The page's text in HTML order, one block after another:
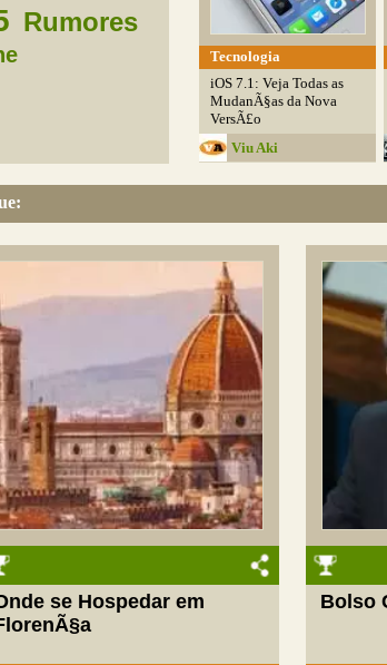
Rumores
Tecnologia
iOS 7.1: Veja Todas as
MudanÃ§as da Nova
VersÃ£o
Viu Aki
se Hospedar em
Bolso